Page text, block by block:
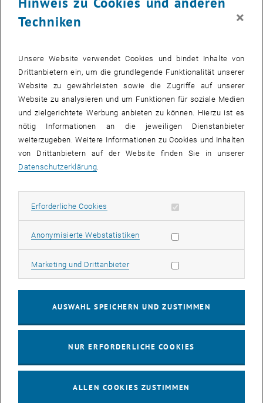
Subseiten von
Nachhaltiger Campus
© Andrii - stock.adobe.com
Techniken
×
Unsere Website verwendet Cookies und bindet Inhalte von
Drittanbietern ein, um die grundlegende Funktionalität unserer
Website zu gewährleisten sowie die Zugriffe auf unserer
Website zu analysieren und um Funktionen für soziale Medien
und zielgerichtete Werbung anbieten zu können. Hierzu ist es
nötig Informationen an die jeweiligen Dienstanbieter
weiterzugeben. Weitere Informationen zu Cookies und Inhalten
von Drittanbietern auf der Website finden Sie in unserer
Datenschutzerklärung.
Erforderliche Cookies Erforderliche Cookies zulassen
Anonymisierte WebstatistikenStatistik Cookies zulassen
Marketing und DrittanbieterMarketing Cookies zulassen
AUSWAHL SPEICHERN UND ZUSTIMMEN
NUR ERFORDERLICHE COOKIES
ALLEN COOKIES ZUSTIMMEN